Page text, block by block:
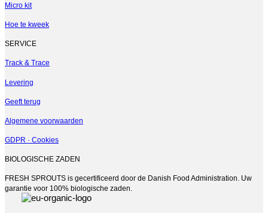
worden
op
de
productpagina
Micro kit
Hoe te kweek
SERVICE
Track & Trace
Levering
Geeft terug
Algemene voorwaarden
GDPR · Cookies
BIOLOGISCHE ZADEN
FRESH SPROUTS is gecertificeerd door de Danish Food Administration. Uw
garantie voor 100% biologische zaden.